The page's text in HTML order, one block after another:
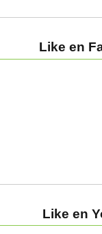
Like en
Like en